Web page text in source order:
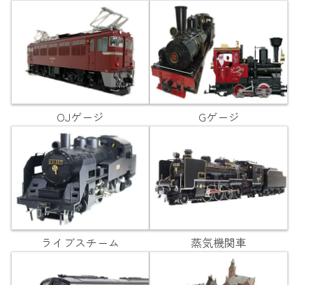
OJゲージ Gゲージ
ライブスチーム 蒸気機関車